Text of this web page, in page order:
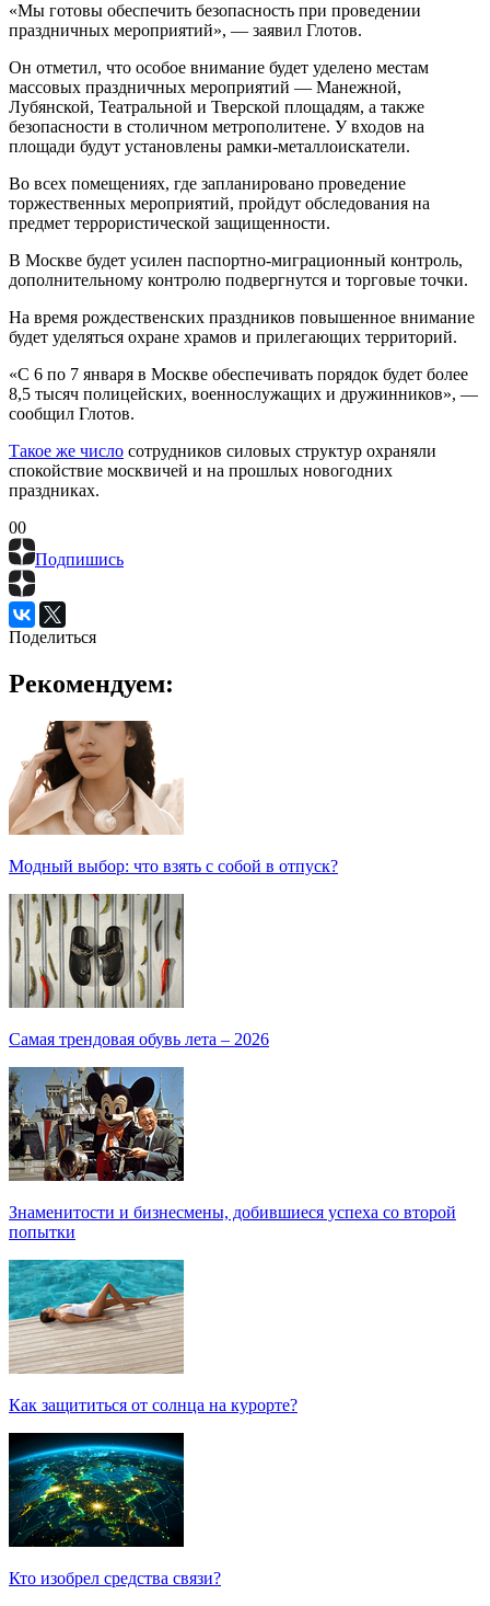
«Мы готовы обеспечить безопасность при проведении
праздничных мероприятий», — заявил Глотов.
Он отметил, что особое внимание будет уделено местам
массовых праздничных мероприятий — Манежной,
Лубянской, Театральной и Тверской площадям, а также
безопасности в столичном метрополитене. У входов на
площади будут установлены рамки-металлоискатели.
Во всех помещениях, где запланировано проведение
торжественных мероприятий, пройдут обследования на
предмет террористической защищенности.
В Москве будет усилен паспортно-миграционный контроль,
дополнительному контролю подвергнутся и торговые точки.
На время рождественских праздников повышенное внимание
будет уделяться охране храмов и прилегающих территорий.
«С 6 по 7 января в Москве обеспечивать порядок будет более
8,5 тысяч полицейских, военнослужащих и дружинников», —
сообщил Глотов.
Такое же число сотрудников силовых структур охраняли
спокойствие москвичей и на прошлых новогодних
праздниках.
00
Подпишись
Поделиться
Рекомендуем:
Модный выбор: что взять с собой в отпуск?
Самая трендовая обувь лета – 2026
Знаменитости и бизнесмены, добившиеся успеха со второй
попытки
Как защититься от солнца на курорте?
Кто изобрел средства связи?